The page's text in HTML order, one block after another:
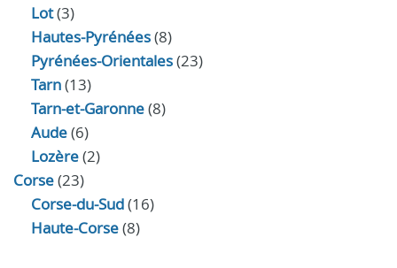
Lot(3)
Hautes-Pyrénées(8)
Pyrénées-Orientales(23)
Tarn(13)
Tarn-et-Garonne(8)
Aude(6)
Lozère(2)
Corse(23)
Corse-du-Sud(16)
Haute-Corse(8)